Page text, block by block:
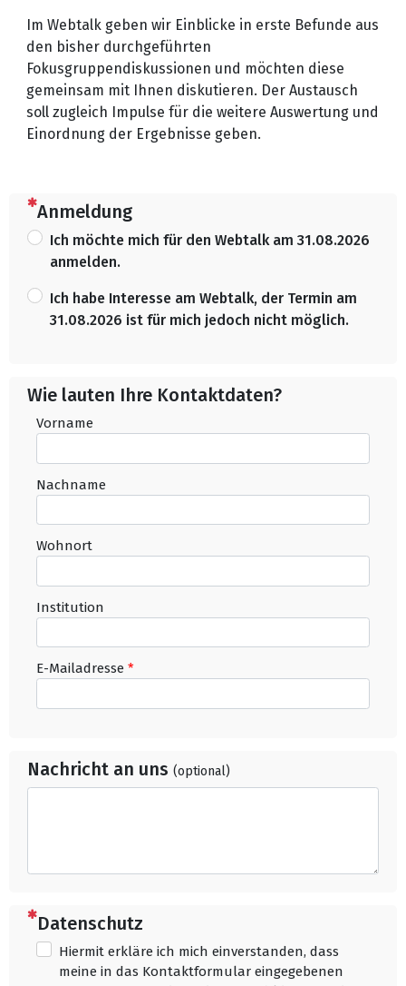
Im Webtalk geben wir Einblicke in erste Befunde aus
den bisher durchgeführten
Fokusgruppendiskussionen und möchten diese
gemeinsam mit Ihnen diskutieren. Der Austausch
soll zugleich Impulse für die weitere Auswertung und
Einordnung der Ergebnisse geben.
(Dies ist eine Pflichtfrage.)
Anmeldung
Ich möchte mich für den Webtalk am 31.08.2026
anmelden.
Ich habe Interesse am Webtalk, der Termin am
31.08.2026 ist für mich jedoch nicht möglich.
Wie lauten Ihre Kontaktdaten?
Vorname
Nachname
Wohnort
Institution
E-Mailadresse *
Nachricht an uns (optional)
(Dies ist eine Pflichtfrage.)
Datenschutz
Hiermit erkläre ich mich einverstanden, dass
meine in das Kontaktformular eingegebenen